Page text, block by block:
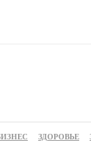
ЗДОРОВЬЕ